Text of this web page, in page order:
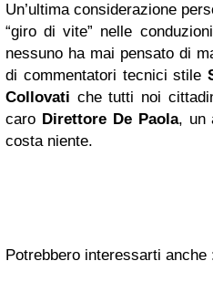
Un’ultima considerazione
“giro di vite” nelle
nessuno ha mai pensato di
di commentatori tecnici stile
Collovati che tutti noi
caro Direttore De Paola, un
costa niente.
Potrebbero interessarti anche